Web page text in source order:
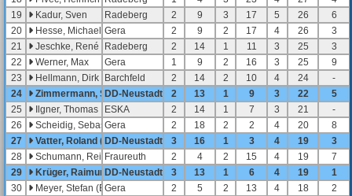
19
Kadur, Sven Radeberg 2 9 3 17 5 26
6
20
Hesse, Michael Gera 2 9 2 17 4 26
3
21
Jeschke, René (A)Radeberg 2 14 1 11 3 25
3
22
Werner, Max Gera 1 9 2 16 3 25
9
23
Hellmann, Dirk Barchfeld 2 14 2 10 4 24
-
24
Zimmermann, SvenDD-Neustadt 2 13 1 9 3 22
5
25
Ilgner, Thomas ESKA 2 14 1 7 3 21
-
26
Scheidig, Sebastian
Gera 2 18 2 2 4 20
8
27
Vatter, Roland (B)DD-Neustadt 3 16 1 3 4 19
3
28
Schumann, Reiner (B)
Fraureuth 2 4 2 15 4 19
7
29
Krüger, RaimundDD-Neustadt 3 13 1 6 4 19
1
30
Meyer, Stefan (B)Gera 2 5 2 13 4 18
2